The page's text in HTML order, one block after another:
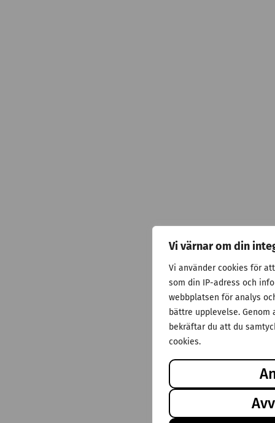
Vi värnar om din
Vi använder cookies för
som din IP-adress och
webbplatsen för analys
bättre upplevelse.
bekräftar du att du
cookies.